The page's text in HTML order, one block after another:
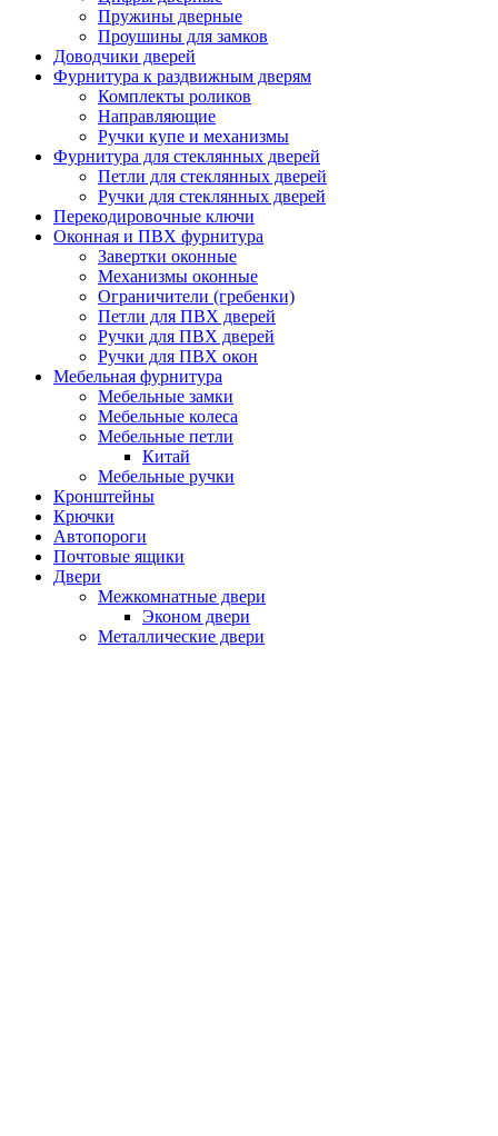
Пружины дверные
Проушины для замков
Доводчики дверей
Фурнитура к раздвижным дверям
Комплекты роликов
Направляющие
Ручки купе и механизмы
Фурнитура для стеклянных дверей
Петли для стеклянных дверей
Ручки для стеклянных дверей
Перекодировочные ключи
Оконная и ПВХ фурнитура
Завертки оконные
Механизмы оконные
Ограничители (гребенки)
Петли для ПВХ дверей
Ручки для ПВХ дверей
Ручки для ПВХ окон
Мебельная фурнитура
Мебельные замки
Мебельные колеса
Мебельные петли
Китай
Мебельные ручки
Кронштейны
Крючки
Автопороги
Почтовые ящики
Двери
Межкомнатные двери
Эконом двери
Металлические двери